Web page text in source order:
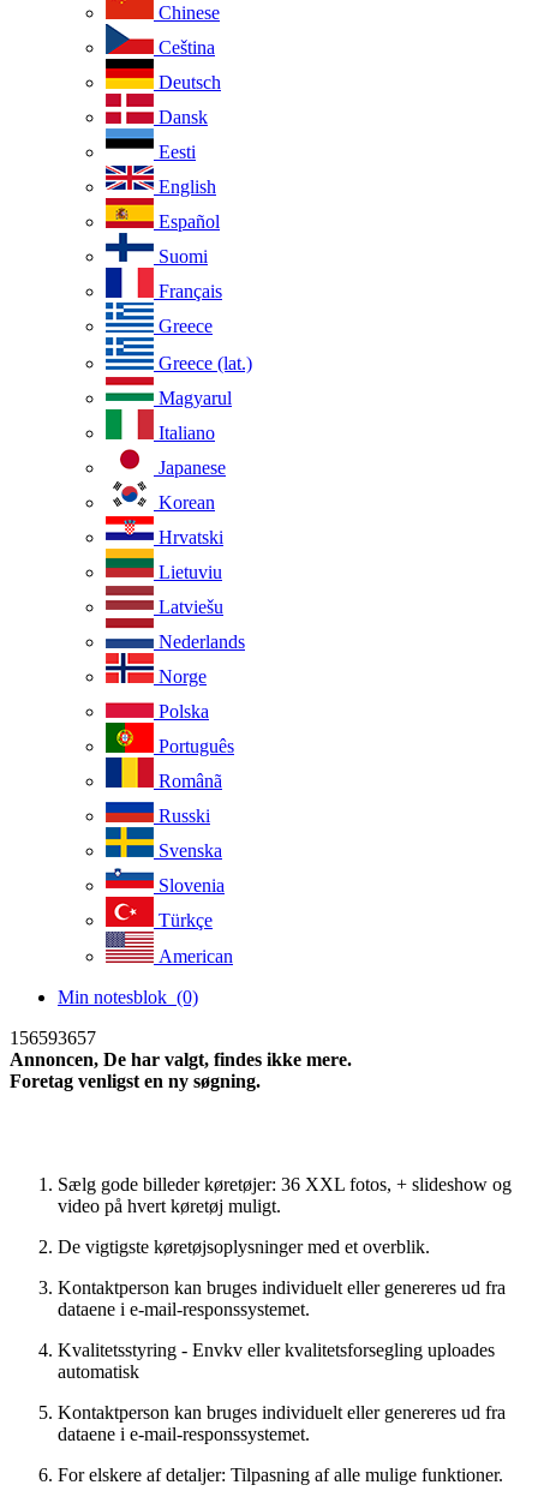
Chinese
Ceština
Deutsch
Dansk
Eesti
English
Español
Suomi
Français
Greece
Greece (lat.)
Magyarul
Italiano
Japanese
Korean
Hrvatski
Lietuviu
Latviešu
Nederlands
Norge
Polska
Português
Românã
Russki
Svenska
Slovenia
Türkçe
American
Min notesblok (0)
156593657
Annoncen, De har valgt, findes ikke mere.
Foretag venligst en ny søgning.
Sælg gode billeder køretøjer: 36 XXL fotos, + slideshow og
video på hvert køretøj muligt.
De vigtigste køretøjsoplysninger med et overblik.
Kontaktperson kan bruges individuelt eller genereres ud fra
dataene i e-mail-responssystemet.
Kvalitetsstyring - Envkv eller kvalitetsforsegling uploades
automatisk
Kontaktperson kan bruges individuelt eller genereres ud fra
dataene i e-mail-responssystemet.
For elskere af detaljer: Tilpasning af alle mulige funktioner.